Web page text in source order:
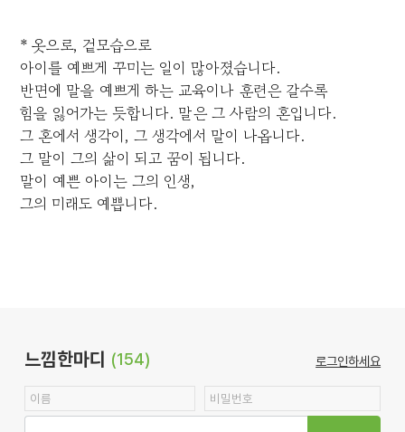
* 옷으로, 겉모습으로
아이를 예쁘게 꾸미는 일이 많아졌습니다.
반면에 말을 예쁘게 하는 교육이나 훈련은 갈수록
힘을 잃어가는 듯합니다. 말은 그 사람의 혼입니다.
그 혼에서 생각이, 그 생각에서 말이 나옵니다.
그 말이 그의 삶이 되고 꿈이 됩니다.
말이 예쁜 아이는 그의 인생,
그의 미래도 예쁩니다.
느낌한마디 (154) 로그인하세요